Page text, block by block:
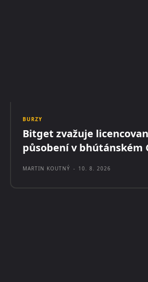
BURZY
Bitget zvažuje
působení v bhútánském
MARTIN KOUTNÝ - 10. 8. 2026